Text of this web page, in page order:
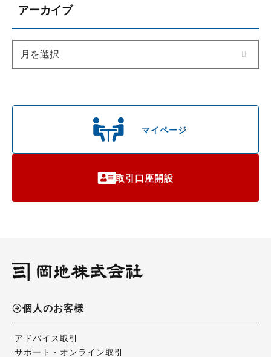
マイページ
取引口座開設
アーカイブ
個人のお客様
アドバイス取引
サポート・オンライン取引